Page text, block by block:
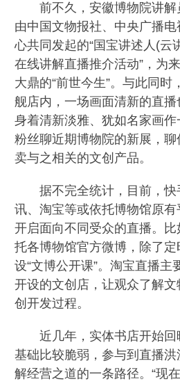
前不久，安徽博物院讲解
由中国文物报社、中央广播
心共同发起的“国宝讲述人(
在线讲解直播推介活动”，为
大鼎的“前世今生”。与此同时
舰店内，一场画面清新的直
身着清新淡雅、犹如名家画
粉丝聊近期博物院的新展，
卖与之相关的文创产品。
据不完全统计，目前，快
讯、淘宝等或依托博物馆原有
开启面向不同受众的直播。比
托各博物馆官方微博，除了
设“文博公开课”。淘宝直播主
开设的文创店，让观众了解
创开发过程。
近几年，实体书店开始回
基础比较脆弱，参与到直播
解经营之道的一条路径。“现